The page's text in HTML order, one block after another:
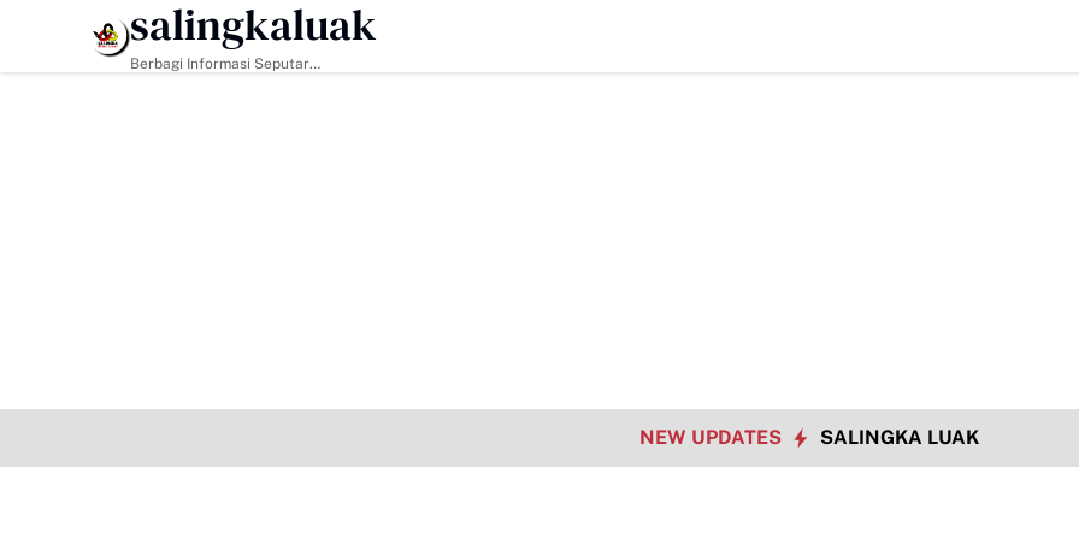
HEADLINE TMMD
salingkaluak
Berbagi Informasi Seputar
NEW UPDATES SALINGKA LUAK